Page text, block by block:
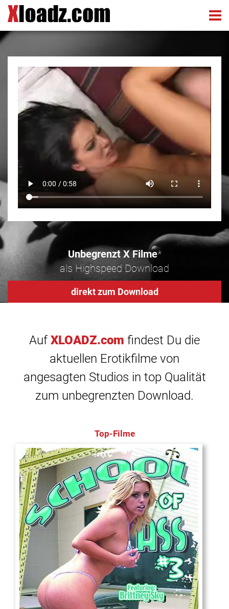
Unbegrenzt X Filme*
als Highspeed Download
direkt zum Download
Auf XLOADZ.com findest Du die
aktuellen Erotikfilme von
angesagten Studios in top Qualität
zum unbegrenzten Download.
Top-Filme